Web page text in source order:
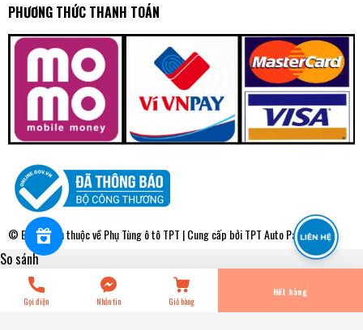
PHƯƠNG THỨC THANH TOÁN
© Bản quyền thuộc vềPhụ Tùng ô tô TPT | Cung cấp bởiTPT Auto Parts
So sánh
MFC579 Mâm Ép - Bàn Ép Kích Thước [400-250-450]
Exedy - Japan
0₫
Tiến Hành Thanh Toán
Gọi điện Nhắn tin Giỏ hàng
Hết hàng